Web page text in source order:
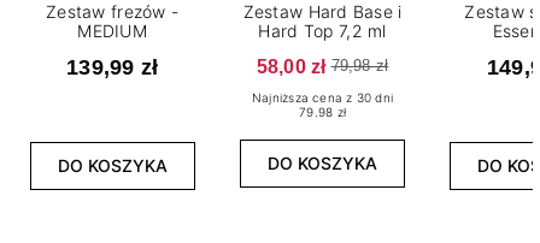
Zestaw frezów -
MEDIUM
139,99 zł
DO KOSZYKA
Zestaw Hard Base i
Hard Top 7,2 ml
58,00 zł 79,98 zł
Najniższa cena z 30 dni
79.98 zł
DO KOSZYKA
Zestaw
DO